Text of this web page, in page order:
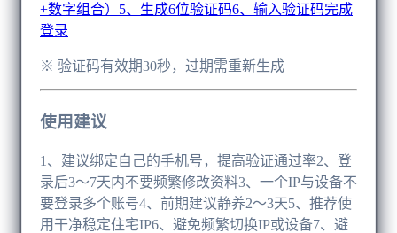
+数字组合）5、生成6位验证码6、输入验证码完成
登录
※ 验证码有效期30秒，过期需重新生成
使用建议
1、建议绑定自己的手机号，提高验证通过率2、登
录后3～7天内不要频繁修改资料3、一个IP与设备不
要登录多个账号4、前期建议静养2～3天5、推荐使
用干净稳定住宅IP6、避免频繁切换IP或设备7、避